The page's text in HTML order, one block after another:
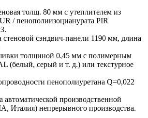
толщ. 80 мм с утеплителем из
/ пенополиизоцианурата PIR
сэндвич-панели 1190 мм, длина
толщиной 0,45 мм с полимерным
(белый, серый и т. д.) или текстурное
пенополиуретана Q=0,022
автоматической производственной
Италия) непрерывного производства.